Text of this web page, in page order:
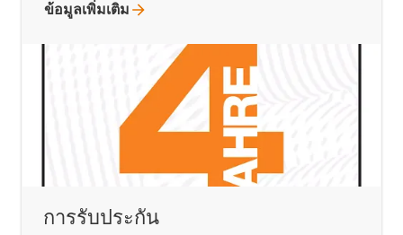
การรับประกัน
ข้อมูลเพิ่มเติม